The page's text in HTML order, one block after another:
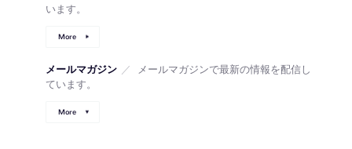
います。
More
メールマガジン ／
メールマガジンで最新の情報を配信し
ています。
More